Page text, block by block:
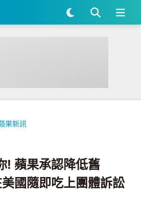
果新訊
承認降低舊iPhone效能 在美國隨即吃上
! 蘋果承認降低舊
國隨即吃上團體訴訟